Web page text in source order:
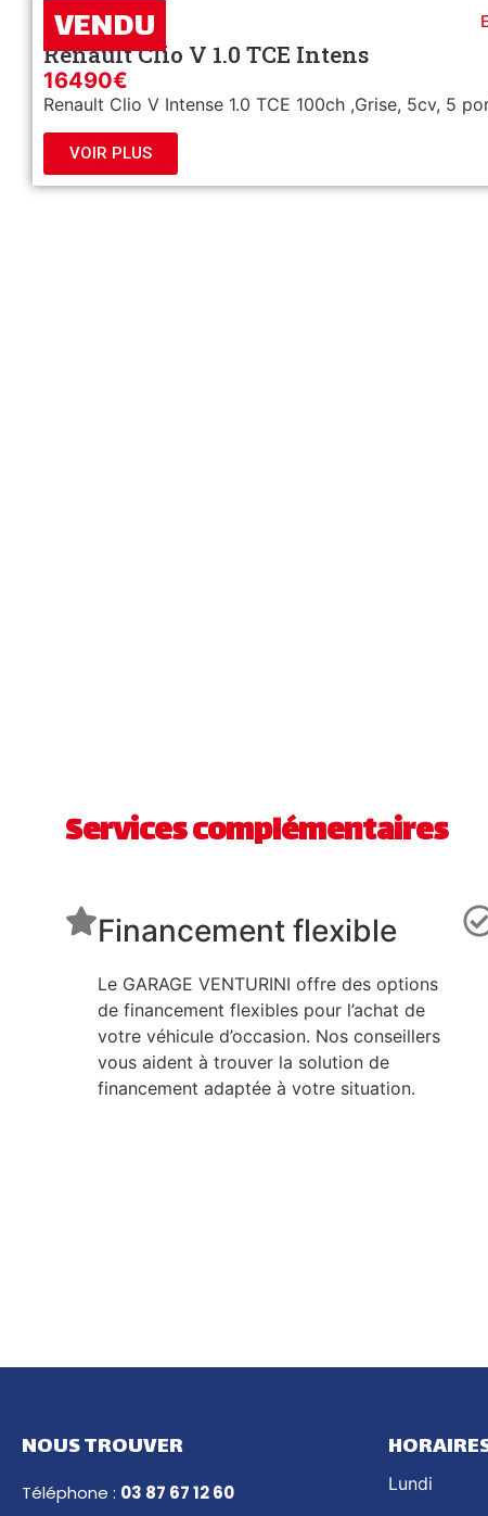
VENDU
23249 KM
Renault Clio V 1.0 TCE Intens
16490€
Renault Clio V Intense 1.0 TCE 100ch ,Grise, 5cv, 5
VOIR PLUS
Services complémentaires
Financement flexible
Le GARAGE VENTURINI offre des options
de financement flexibles pour l’achat de
votre véhicule d’occasion. Nos conseillers
vous aident à trouver la solution de
financement adaptée à votre situation.
NOUS TROUVER
Téléphone : 03 87 67 12 60 Lundi